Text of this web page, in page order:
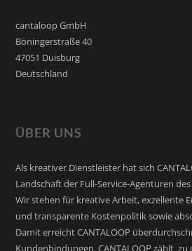
cantaloop GmbH
Böningerstraße 40
47051 Duisburg
Deutschland
ÜBER UNS
Als kreativer Dienstleister hat sich
Landschaft der Full-Service-Agenturen
Wir stehen für kreative Arbeit, exzellente
und transparente Kostenpolitik sowie
Damit erreicht CANTALOOP